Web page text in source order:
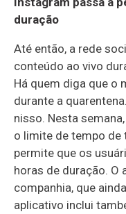
duração
Até então, a rede
conteúdo ao vivo
Há quem diga que o
durante a
nisso. Nesta
o limite de tempo de
permite que os
horas de duração.
companhia, que
aplicativo inclui